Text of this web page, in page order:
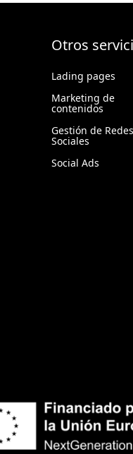
Otros
Lading pages
Marketing de
contenidos
Gestión de Redes
Sociales
Social Ads